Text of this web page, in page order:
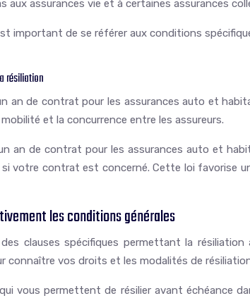
aux assurances vie et à certaines assurances
important de se référer aux conditions
résiliation
an de contrat pour les assurances auto et
et la concurrence entre les assureurs.
an de contrat pour les assurances auto et
votre contrat est concerné. Cette loi favorise
les conditions générales
clauses spécifiques permettant la
vos droits et les modalités de
vous permettent de résilier avant échéance